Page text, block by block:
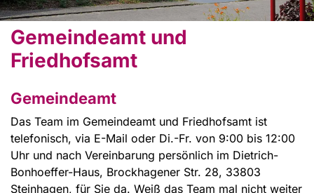
Gemeindeamt und
Friedhofsamt
Gemeindeamt
Das Team im Gemeindeamt und Friedhofsamt ist
telefonisch, via E-Mail oder Di.-Fr. von 9:00 bis 12:00
Uhr und nach Vereinbarung persönlich im Dietrich-
Bonhoeffer-Haus, Brockhagener Str. 28, 33803
Steinhagen, für Sie da. Weiß das Team mal nicht weiter